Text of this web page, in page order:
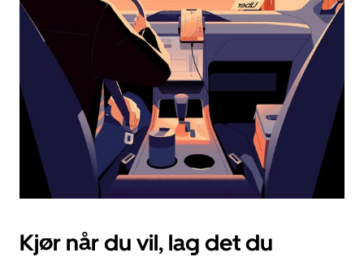
knappen
kalenderen.
Kjør når du vil, lag det du